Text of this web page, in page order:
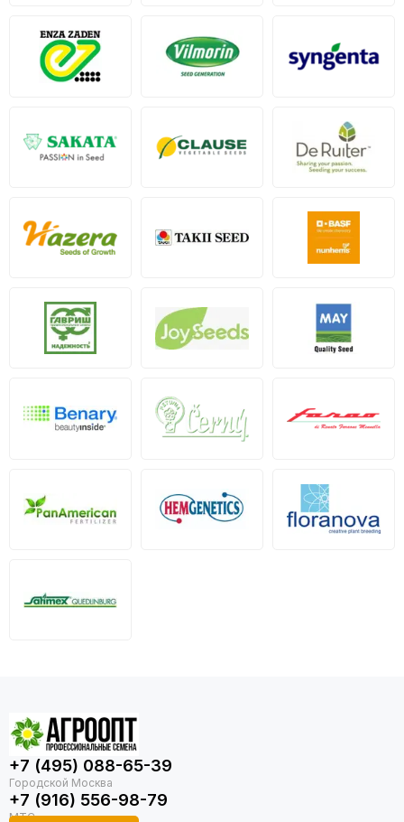
+7 (495) 088-65-39
+7 (916) 556-98-79